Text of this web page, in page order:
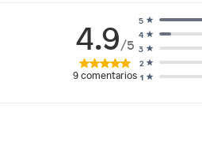
4.9/5
9 comentarios 1
2
3
4
5